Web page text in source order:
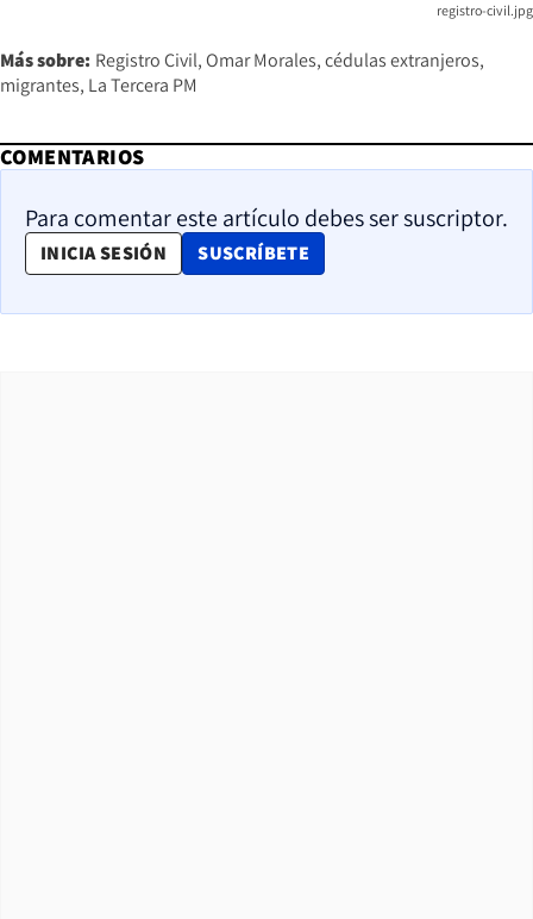
registro-civil.jpg
Más sobre: Registro Civil Omar Morales cédulas extranjeros
migrantes La Tercera PM
COMENTARIOS
Para comentar este artículo debes ser suscriptor.
INICIA SESIÓN SUSCRÍBETE
OPENS IN NEW WINDOW